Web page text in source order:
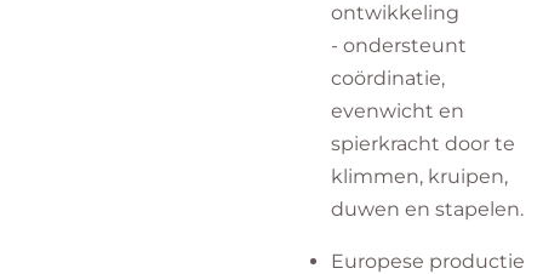
ontwikkeling
- ondersteunt
coördinatie,
evenwicht en
spierkracht door te
klimmen, kruipen,
duwen en stapelen.
Europese productie